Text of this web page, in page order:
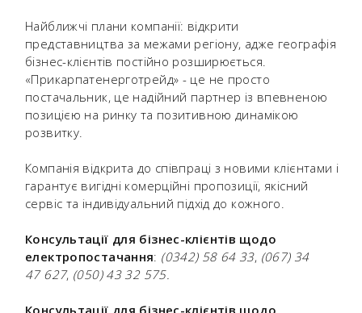
Найближчі плани компанії: відкрити
представництва за межами регіону, адже географія
бізнес-клієнтів постійно розширюється.
«Прикарпатенерготрейд» - це не просто
постачальник, це надійний партнер із впевненою
позицією на ринку та позитивною динамікою
розвитку.
Компанія відкрита до співпраці з новими клієнтами і
гарантує вигідні комерційні пропозиції, якісний
сервіс та індивідуальний підхід до кожного.
Консультації для бізнес-клієнтів щодо
електропостачання: (0342) 58 64 33, (067) 34
47 627, (050) 43 32 575.
Консультації для бізнес-клієнтів щодо